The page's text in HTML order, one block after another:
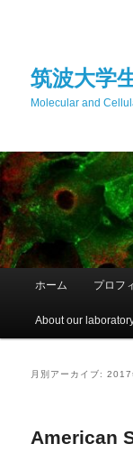
へ
移
動
移
動
筑波大学
Molecular and
ホーム プロフ
About our
月別アーカイブ:2017
American